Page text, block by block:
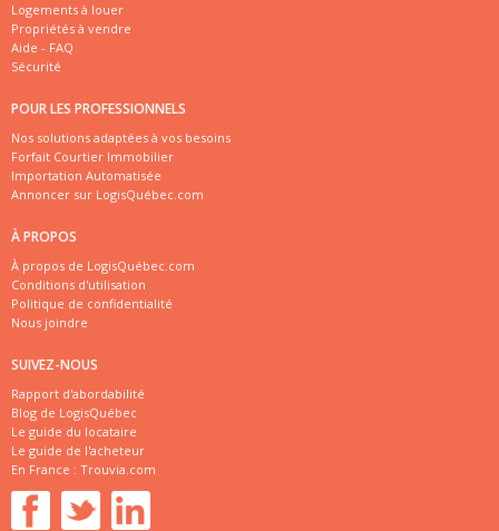
Logements à louer
Propriétés à vendre
Aide - FAQ
Sécurité
POUR LES PROFESSIONNELS
Nos solutions adaptées à vos besoins
Forfait Courtier Immobilier
Importation Automatisée
Annoncer sur LogisQuébec.com
À PROPOS
À propos de LogisQuébec.com
Conditions d'utilisation
Politique de confidentialité
Nous joindre
SUIVEZ-NOUS
Rapport d'abordabilité
Blog de LogisQuébec
Le guide du locataire
Le guide de l'acheteur
En France : Trouvia.com